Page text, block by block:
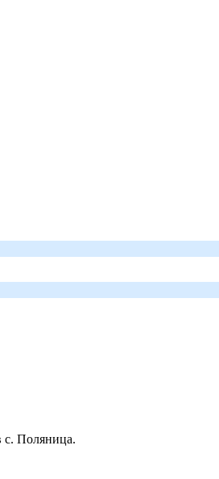
с. Поляница.